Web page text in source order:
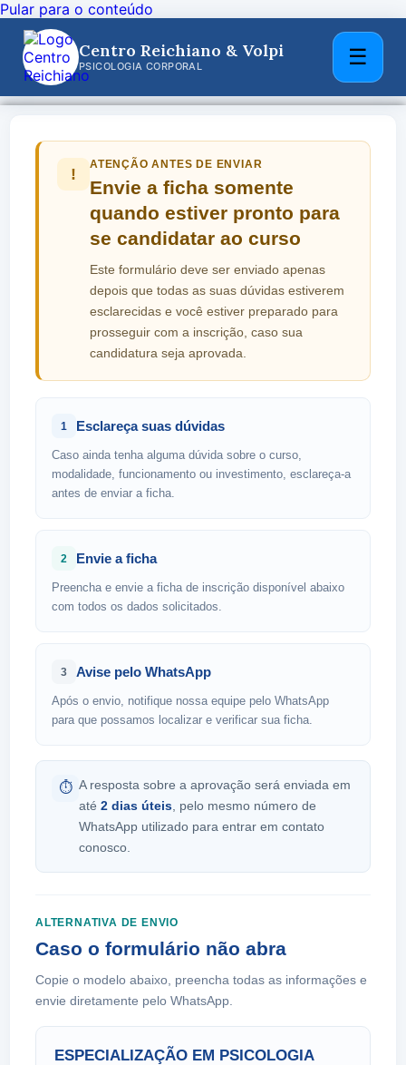
Pular para o conteúdo
Centro Reichiano & Volpi
PSICOLOGIA CORPORAL ☰
!
ATENÇÃO ANTES DE ENVIAR
Envie a ficha somente
quando estiver pronto para
se candidatar ao curso
Este formulário deve ser enviado apenas
depois que todas as suas dúvidas estiverem
esclarecidas e você estiver preparado para
prosseguir com a inscrição, caso sua
candidatura seja aprovada.
1 Esclareça suas dúvidas
Caso ainda tenha alguma dúvida sobre o curso,
modalidade, funcionamento ou investimento, esclareça-a
antes de enviar a ficha.
2 Envie a ficha
Preencha e envie a ficha de inscrição disponível abaixo
com todos os dados solicitados.
3 Avise pelo WhatsApp
Após o envio, notifique nossa equipe pelo WhatsApp
para que possamos localizar e verificar sua ficha.
⏱ A resposta sobre a aprovação será enviada em
até 2 dias úteis , pelo mesmo número de
WhatsApp utilizado para entrar em contato
conosco.
ALTERNATIVA DE ENVIO
Caso o formulário não abra
Copie o modelo abaixo, preencha todas as informações e
envie diretamente pelo WhatsApp.
ESPECIALIZAÇÃO EM PSICOLOGIA